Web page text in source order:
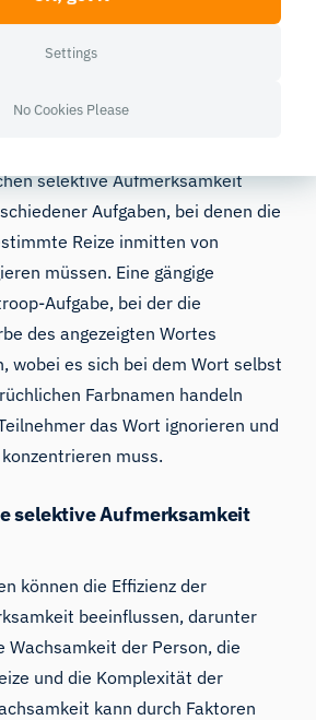
weniger relevante Reize
der selektiven
selektive Aufmerksamkeit
Aufgaben, bei denen die
Reize inmitten von
müssen. Eine gängige
Aufgabe, bei der die
des angezeigten Wortes
wobei es sich bei dem Wort selbst
Farbnamen handeln
das Wort ignorieren und
muss.
selektive Aufmerksamkeit
können die Effizienz der
beeinflussen, darunter
Wachsamkeit der Person, die
und die Komplexität der
kann durch Faktoren
Settings
No Cookies Please